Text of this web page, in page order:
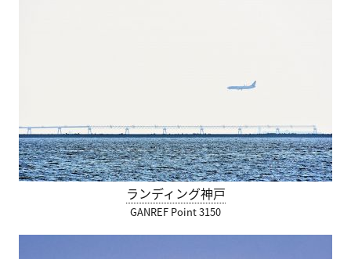
ランディング神戸
GANREF Point 3150